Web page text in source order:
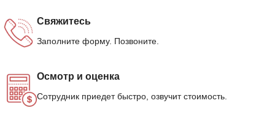
Свяжитесь
Заполните форму. Позвоните.
Осмотр и оценка
Сотрудник приедет быстро, озвучит стоимость.